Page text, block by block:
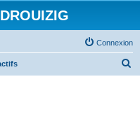
Connexion